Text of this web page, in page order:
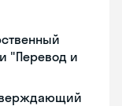
"Перевод и